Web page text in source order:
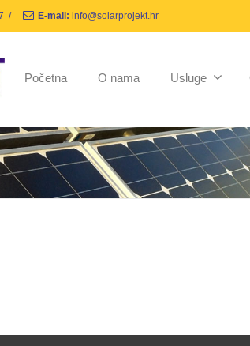
/ E-mail: info@solarprojekt.hr
Početna O nama Usluge